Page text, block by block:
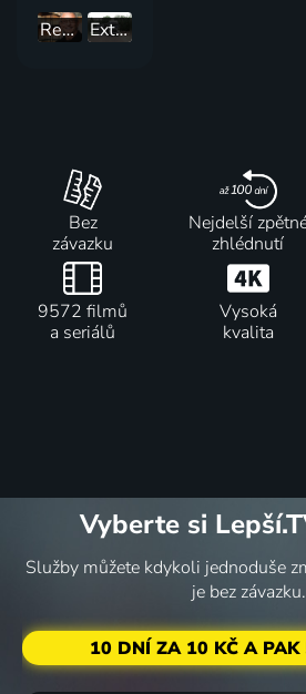
Restaurant: Impossible
Extrémní obytné vozy
Bez
závazku
Nejdelší
zhlédnutí
9572 filmů
a seriálů
Vysoká
kvalita
Vyberte si
Služby můžete kdykoli jednoduše
je bez závazku.
10 DNÍ ZA 10 KČ A PAK